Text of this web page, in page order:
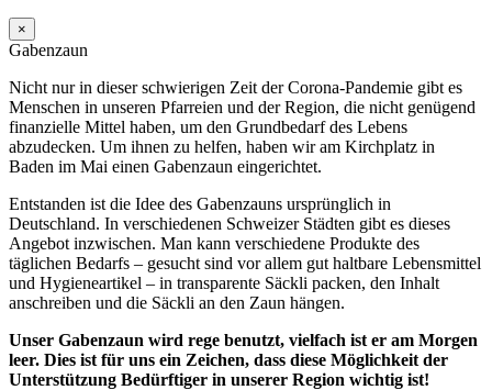
×
Gabenzaun
Nicht nur in dieser schwierigen Zeit der Corona-Pandemie gibt es
Menschen in unseren Pfarreien und der Region, die nicht genügend
finanzielle Mittel haben, um den Grundbedarf des Lebens
abzudecken. Um ihnen zu helfen, haben wir am Kirchplatz in
Baden im Mai einen Gabenzaun eingerichtet.
Entstanden ist die Idee des Gabenzauns ursprünglich in
Deutschland. In verschiedenen Schweizer Städten gibt es dieses
Angebot inzwischen. Man kann verschiedene Produkte des
täglichen Bedarfs – gesucht sind vor allem gut haltbare Lebensmittel
und Hygieneartikel – in transparente Säckli packen, den Inhalt
anschreiben und die Säckli an den Zaun hängen.
Unser Gabenzaun wird rege benutzt, vielfach ist er am Morgen
leer. Dies ist für uns ein Zeichen, dass diese Möglichkeit der
Unterstützung Bedürftiger in unserer Region wichtig ist!